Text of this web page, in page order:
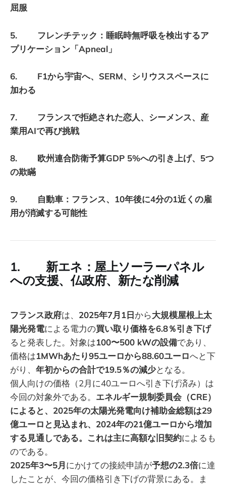
屈服
5. フレンチテック：睡眠時無呼吸を検出するア
プリケーション「Apneal」
6. F1から宇宙へ、SERM、シリウススペースに
加わる
7. フランスで拒絶された恋人、シーメンス、産
業用AIで再び挑戦
8. 欧州連合防衛予算GDP 5%への引き上げ、5つ
の欺瞞
9. 自動車：フランス、10年後に4分の1近くの雇
用が消滅する可能性
1. 新エネ：屋上ソーラーパネル
への支援、仏政府、新たな削減
フランス政府は、 2025年7月1日から大規模屋根上太
陽光発電による電力の買い取り価格を6.8％引き下げ
ると発表した。対象は100〜500 kWの設備であり、
価格は1MWhあたり95ユーロから88.60ユーロへと下
がり、 年初からの合計で19.5％の減少となる。
個人向けの価格（2月に40ユーロへ引き下げ済み）は
今回の対象外である。 エネルギー規制委員会（CRE）
によると、2025年の太陽光発電向け補助金総額は29
億ユーロと見込まれ、2024年の21億ユーロから増加
する見通しである。これは主に高額な旧契約によるも
のである。
2025年3〜5月にかけての接続申請が予想の2.3倍に達
したことが、今回の価格引き下げの背景にある。ま